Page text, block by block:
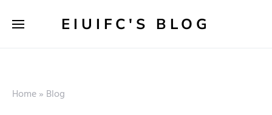
EIUIFC'S BLOG
Home» Blog